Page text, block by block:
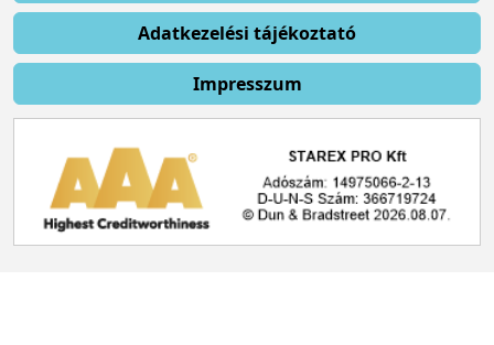
Adatkezelési tájékoztató
Impresszum